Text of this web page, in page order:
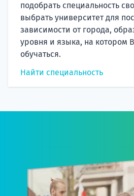
подобрать специальность
выбрать университет для
зависимости от города,
уровня и языка, на котором
обучаться.
Найти специальность